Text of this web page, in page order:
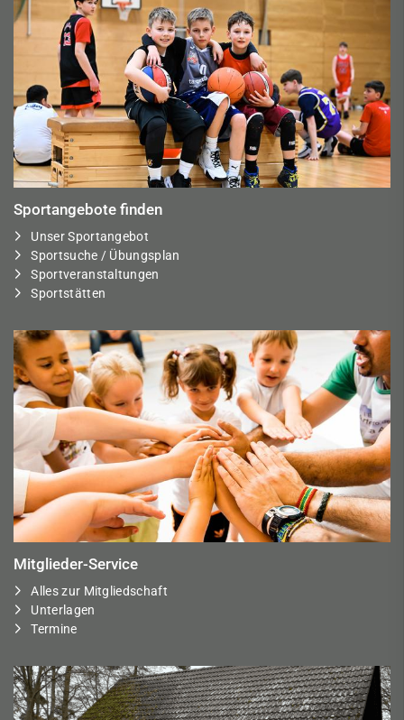
Sportangebote finden
Unser Sportangebot
Sportsuche / Übungsplan
Sportveranstaltungen
Sportstätten
Mitglieder-Service
Alles zur Mitgliedschaft
Unterlagen
Termine